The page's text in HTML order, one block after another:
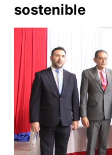
sostenible